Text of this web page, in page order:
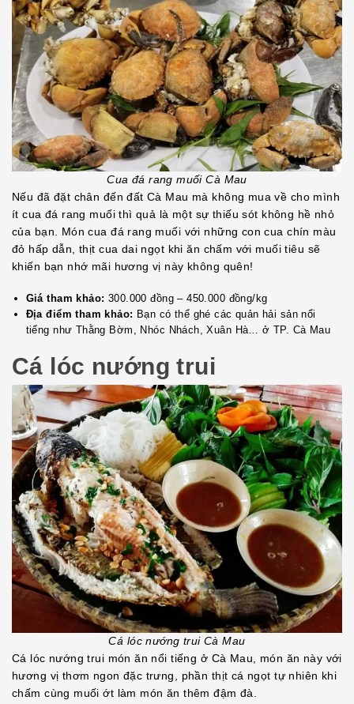
Cua đá rang muối Cà Mau
Nếu đã đặt chân đến đất Cà Mau mà không mua về cho mình
ít cua đá rang muối thì quả là một sự thiếu sót không hề nhỏ
của bạn. Món cua đá rang muối với những con cua chín màu
đỏ hấp dẫn, thịt cua dai ngọt khi ăn chấm với muối tiêu sẽ
khiến bạn nhớ mãi hương vị này không quên!
Giá tham khảo: 300.000 đồng – 450.000 đồng/kg
Địa điểm tham khảo: Bạn có thể ghé các quản hải sản nổi
tiếng như Thằng Bờm, Nhóc Nhách, Xuân Hà… ở TP. Cà Mau
Cá lóc nướng trui
Cá lóc nướng trui Cà Mau
Cá lóc nướng trui món ăn nổi tiếng ở Cà Mau, món ăn này với
hương vị thơm ngon đặc trưng, phần thịt cá ngọt tự nhiên khi
chấm cùng muối ớt làm món ăn thêm đậm đà.